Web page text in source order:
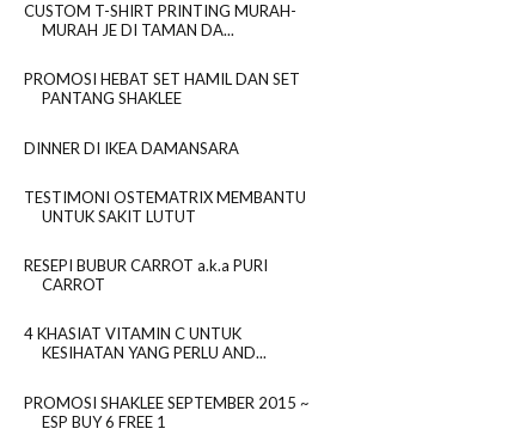
CUSTOM T-SHIRT PRINTING MURAH-
MURAH JE DI TAMAN DA...
PROMOSI HEBAT SET HAMIL DAN SET
PANTANG SHAKLEE
DINNER DI IKEA DAMANSARA
TESTIMONI OSTEMATRIX MEMBANTU
UNTUK SAKIT LUTUT
RESEPI BUBUR CARROT a.k.a PURI
CARROT
4 KHASIAT VITAMIN C UNTUK
KESIHATAN YANG PERLU AND...
PROMOSI SHAKLEE SEPTEMBER 2015 ~
ESP BUY 6 FREE 1